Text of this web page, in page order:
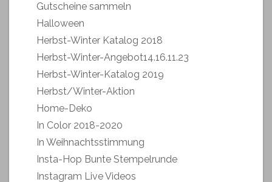
Gutscheine sammeln
Halloween
Herbst-Winter Katalog 2018
Herbst-Winter-Angebot14.16.11.23
Herbst-Winter-Katalog 2019
Herbst/Winter-Aktion
Home-Deko
In Color 2018-2020
In Weihnachtsstimmung
Insta-Hop Bunte Stempelrunde
Instagram Live Videos